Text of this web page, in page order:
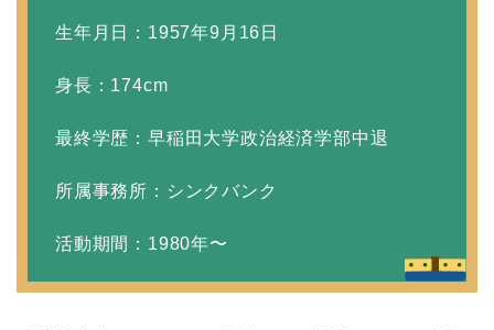
10年！
AKUROの結婚馴れ初め
はスポーツジム！キュー
生年月日：1957年9月16日
身長：174cm
最終学歴：早稲田大学政治経済学部中退
所属事務所：シンクバンク
活動期間：1980年〜